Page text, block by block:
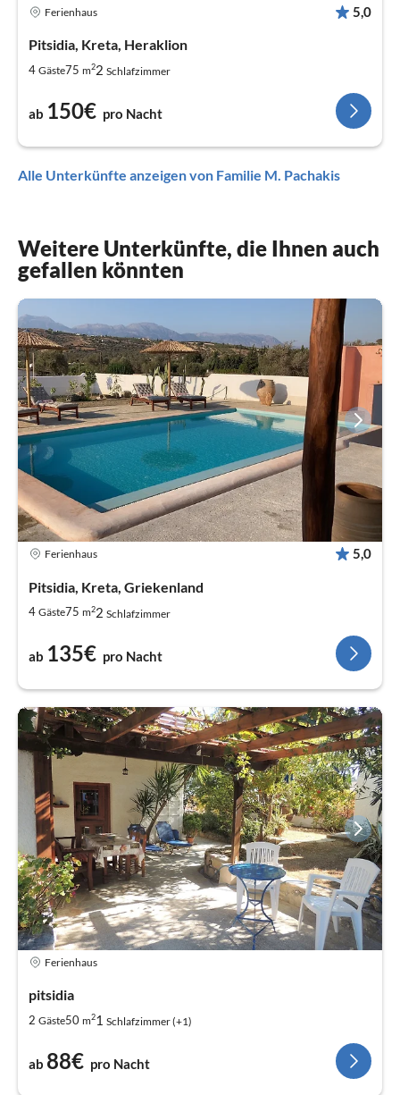
Ferienhaus 5,0
Pitsidia, Kreta, Heraklion
4 Gäste75 m22 Schlafzimmer
ab 150€ pro Nacht
Alle Unterkünfte anzeigen von Familie M. Pachakis
Weitere Unterkünfte, die Ihnen auch
gefallen könnten
Ferienhaus 5,0
Pitsidia, Kreta, Griekenland
4 Gäste75 m22 Schlafzimmer
ab 135€ pro Nacht
Ferienhaus
pitsidia
2 Gäste50 m21 Schlafzimmer (+1)
ab 88€ pro Nacht